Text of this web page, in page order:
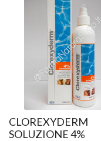
CLOREXYDERM
SOLUZIONE 4%